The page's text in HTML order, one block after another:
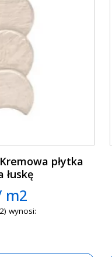
płytka
łuskę
m2
wynosi: